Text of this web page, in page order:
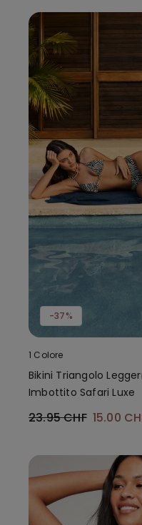
-37%
1 Colore
Bikini Triangolo
Imbottito Safari Luxe
23.95 CHF 15.00